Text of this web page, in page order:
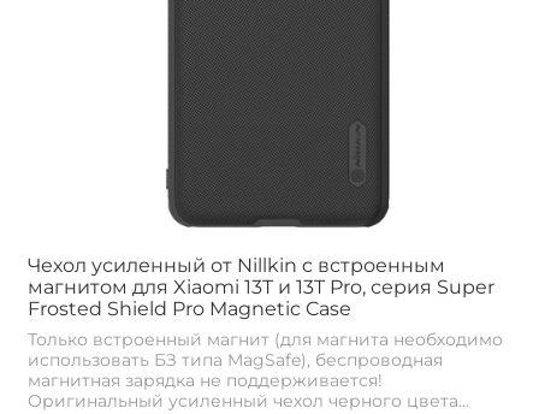
Чехол усиленный от Nillkin c встроенным
магнитом для Xiaomi 13T и 13T Pro, серия Super
Frosted Shield Pro Magnetic Case
Только встроенный магнит (для магнита необходимо
использовать БЗ типа MagSafe), беспроводная
магнитная зарядка не поддерживается!
Оригинальный усиленный чехол черного цвета...